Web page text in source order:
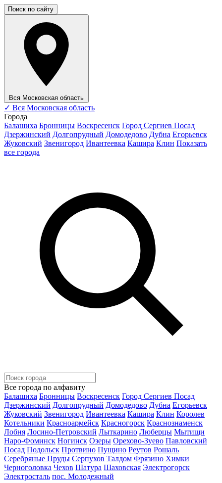
Поиск по сайту
Вся Московская область
✓ Вся Московская область
Города
Балашиха Бронницы Воскресенск Город Сергиев Посад
Дзержинский Долгопрудный Домодедово Дубна Егорьевск
Жуковский Звенигород Ивантеевка Кашира Клин Показать
все города
Все города по алфавиту
Балашиха Бронницы Воскресенск Город Сергиев Посад
Дзержинский Долгопрудный Домодедово Дубна Егорьевск
Жуковский Звенигород Ивантеевка Кашира Клин Королев
Котельники Красноармейск Красногорск Краснознаменск
Лобня Лосино-Петровский Лыткарино Люберцы Мытищи
Наро-Фоминск Ногинск Озеры Орехово-Зуево Павловский
Посад Подольск Протвино Пущино Реутов Рошаль
Серебряные Пруды Серпухов Талдом Фрязино Химки
Черноголовка Чехов Шатура Шаховская Электрогорск
Электросталь пос. Молодежный